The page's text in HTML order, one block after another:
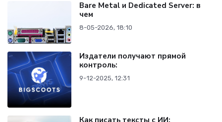
Bare Metal и Dedicated Server: в
чем
8-05-2026, 18:10
Издатели получают прямой
контроль:
9-12-2025, 12:31
Как писать тексты с ИИ: